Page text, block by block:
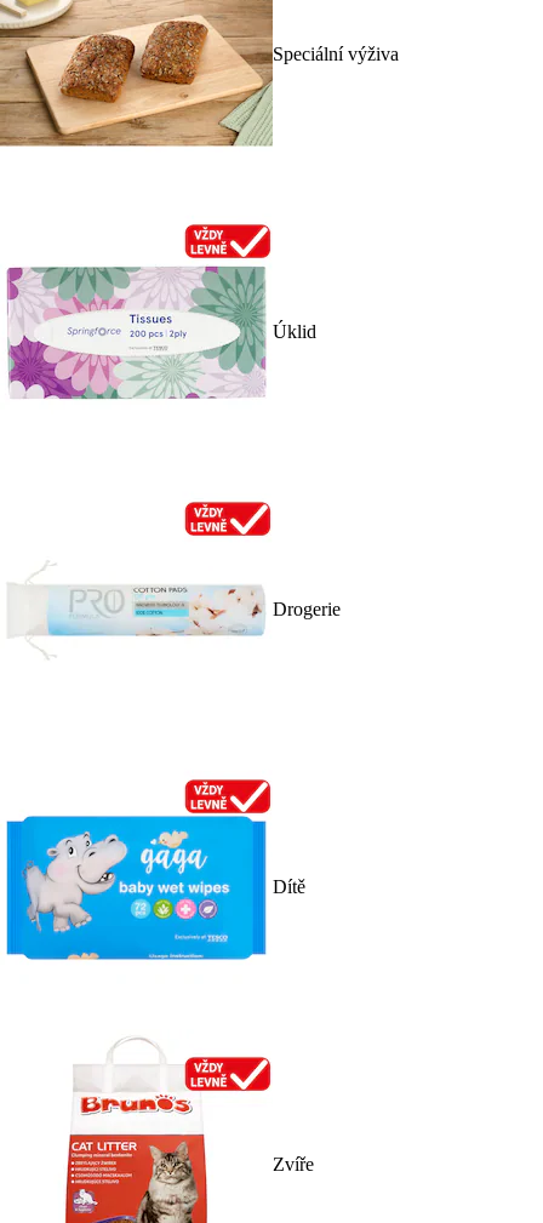
Speciální výživa
Úklid
Drogerie
Dítě
Zvíře